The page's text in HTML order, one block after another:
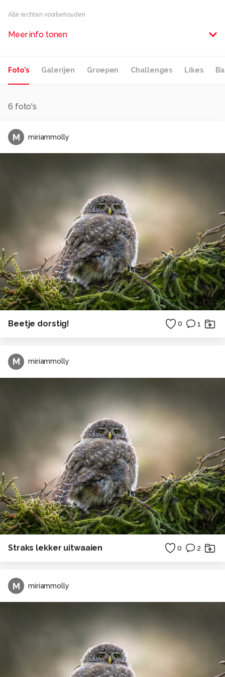
Alle rechten voorbehouden
Meer info tonen
Foto's Galerijen Groepen Challenges Likes
6 foto's
M miriammolly
Beetje dorstig! 0 1
M miriammolly
Straks lekker uitwaaien 0 2
M miriammolly